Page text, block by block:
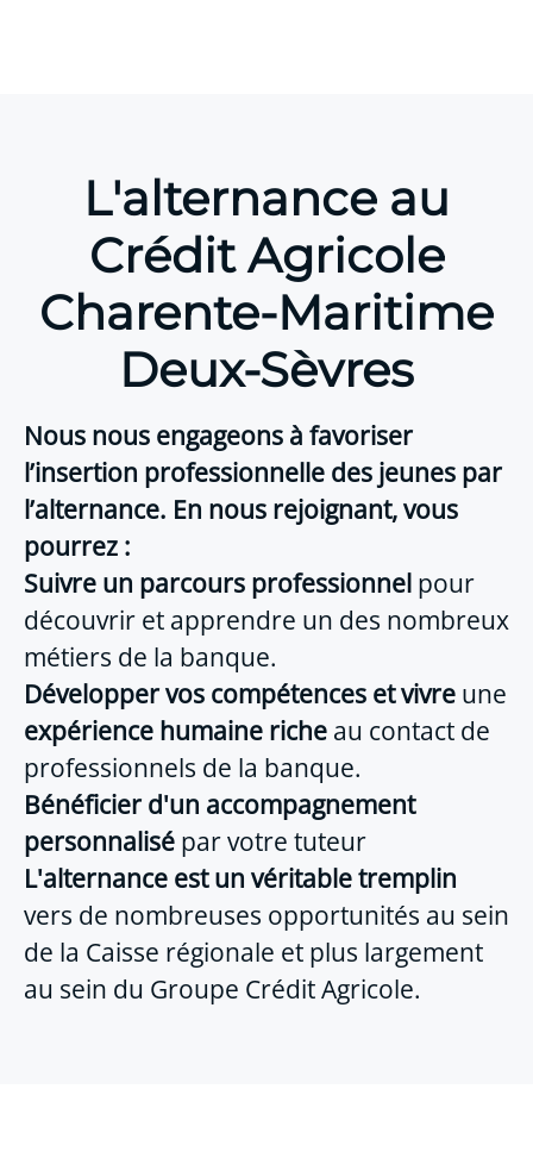
L'alternance au
Crédit Agricole
Charente-Maritime
Deux-Sèvres
Nous nous engageons à favoriser
l’insertion professionnelle des jeunes par
l’alternance. En nous rejoignant, vous
pourrez :
Suivre un parcours professionnel pour
découvrir et apprendre un des nombreux
métiers de la banque.
Développer vos compétences et vivre une
expérience humaine riche au contact de
professionnels de la banque.
Bénéficier d'un accompagnement
personnalisé par votre tuteur
L'alternance est un véritable tremplin
vers de nombreuses opportunités au sein
de la Caisse régionale et plus largement
au sein du Groupe Crédit Agricole.